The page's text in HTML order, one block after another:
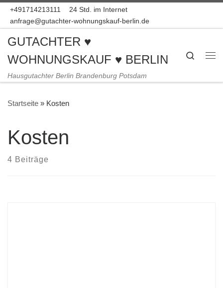
Zum Inhalt springen
+491714213111
24 Std. im Internet
anfrage@gutachter-wohnungskauf-berlin.de
GUTACHTER ♥
WOHNUNGSKAUF ♥ BERLIN
Hausgutachter Berlin Brandenburg Potsdam
Search
Startseite » Kosten
Kosten
4 Beiträge